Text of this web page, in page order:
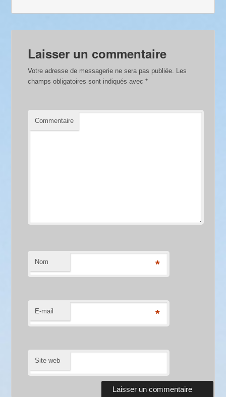
Laisser un commentaire
Votre adresse de messagerie ne sera pas publiée. Les
champs obligatoires sont indiqués avec*
Commentaire
Nom *
E-mail *
Site web